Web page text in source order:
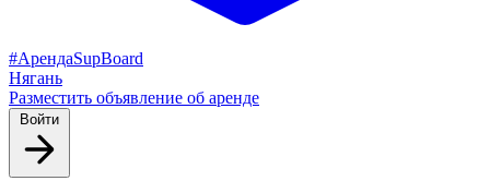
#АрендаSupBoard
Нягань
Разместить объявление об аренде
Войти